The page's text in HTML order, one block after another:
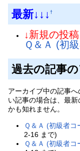
最新↓↓↓ †
↓新規の投
Ｑ＆Ａ (初
過去の記事
アーカイブ中の記事
い記事の場合は、最
かも知れません。
Ｑ＆Ａ (初級者コ
2-16 まで)
Ｑ＆Ａ (初級者コ